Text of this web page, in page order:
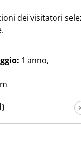
te
fai
3
Mini vasi
0,33 €/pezzo
dei visitatori
1 anno,